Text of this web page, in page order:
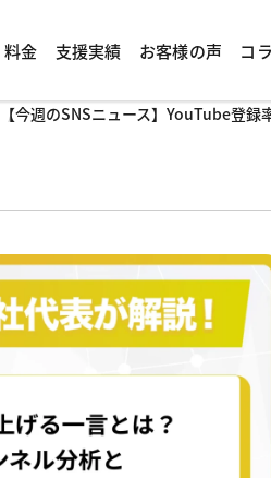
料金 支援実績 お客様の声 コ
【今週のSNSニュース】YouTube登